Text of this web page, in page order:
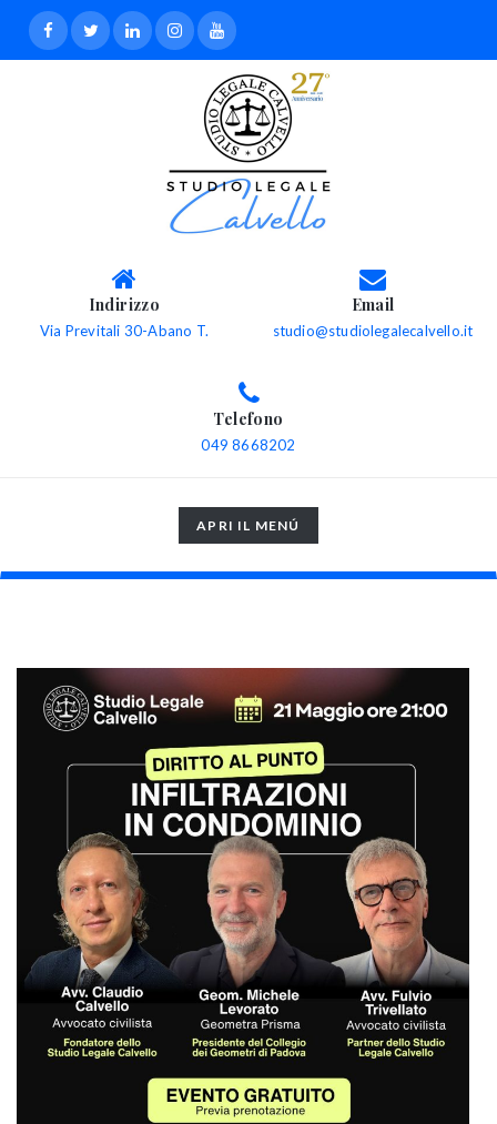
Indirizzo
Via Previtali 30-Abano T.
Email
studio@studiolegalecalvello.it
Telefono
049 8668202
TOGGLE
NAVIGATION
APRI IL MENÚ